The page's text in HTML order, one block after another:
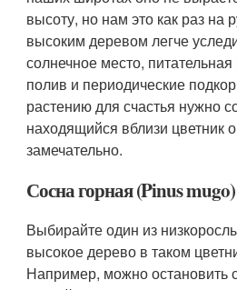
высоту, но нам это как раз на
высоким деревом легче
солнечное место,
полив и периодические
растению для счастья нужно
находящийся вблизи цветник
замечательно.
Сосна горная (Pinus mugo)
Выбирайте один из
высокое дерево в таком
Например, можно остановить